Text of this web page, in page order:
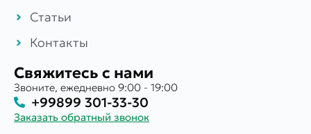
Статьи
Контакты
Свяжитесь с нами
Звоните, ежедневно 9:00 - 19:00
+99899 301-33-30
Заказать обратный звонок